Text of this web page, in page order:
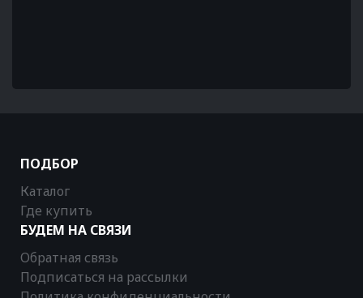
ПОДБОР
Каталог
Где купить
БУДЕМ НА СВЯЗИ
Обратная связь
Подписаться на рассылки